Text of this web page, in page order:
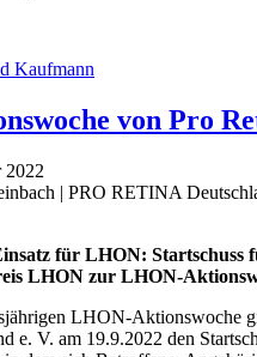
von Pro
2022
| PRO RETINA
für LHON: Startschuss
LHON zur LHON-
LHON-Aktionswoche
e. V. am 19.9.2022 den